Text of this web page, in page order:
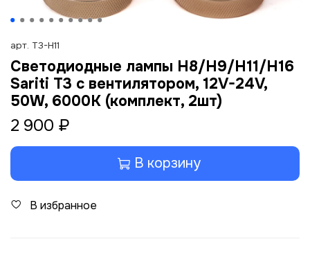
арт. T3-H11
Светодиодные лампы H8/H9/H11/H16
Sariti T3 с вентилятором, 12V-24V,
50W, 6000K (комплект, 2шт)
2 900 ₽
В корзину
В избранное